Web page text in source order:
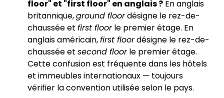
floor" et "first floor" en anglais ?En anglais
britannique,ground floordésigne le rez-de-
chaussée et first floorle premier étage. En
anglais américain,first floordésigne le rez-de-
chaussée et second floorle premier étage.
Cette confusion est fréquente dans les hôtels
et immeubles internationaux — toujours
vérifier la convention utilisée selon le pays.